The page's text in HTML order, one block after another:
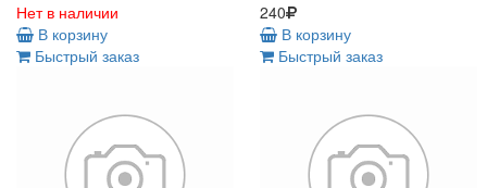
Нет в наличии
В корзину
Быстрый заказ
240
В корзину
Быстрый заказ